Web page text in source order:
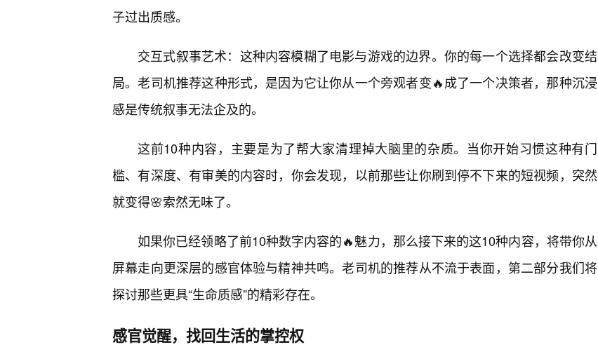
子过出质感。
交互式叙事艺术：这种内容模糊了电影与游戏的边界。你的每一个选择都会改变结
局。老司机推荐这种形式，是因为它让你从一个旁观者变🔥成了一个决策者，那种沉浸
感是传统叙事无法企及的。
这前10种内容，主要是为了帮大家清理掉大脑里的杂质。当你开始习惯这种有门
槛、有深度、有审美的内容时，你会发现，以前那些让你刷到停不下来的短视频，突然
就变得🌸索然无味了。
如果你已经领略了前10种数字内容的🔥魅力，那么接下来的这10种内容，将带你从
屏幕走向更深层的感官体验与精神共鸣。老司机的推荐从不流于表面，第二部分我们将
探讨那些更具“生命质感”的精彩存在。
感官觉醒，找回生活的掌控权